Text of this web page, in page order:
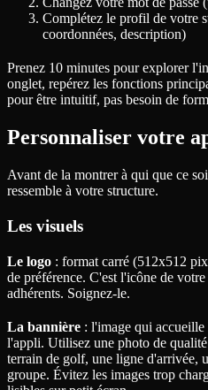
Complétez le profil de votre
coordonnées, description)
Prenez 10 minutes pour explorer
onglet, repérez les fonctions
pour être intuitif, pas besoin de
Personnaliser votre
Avant de la montrer à qui que ce
ressemble à votre structure.
Les visuels
Le logo : format carré (512x512
de préférence. C'est l'icône de
adhérents. Soignez-le.
La bannière : l'image qui
l'appli. Utilisez une photo de
terrain de golf, une ligne d'arrivée,
groupe. Évitez les images trop